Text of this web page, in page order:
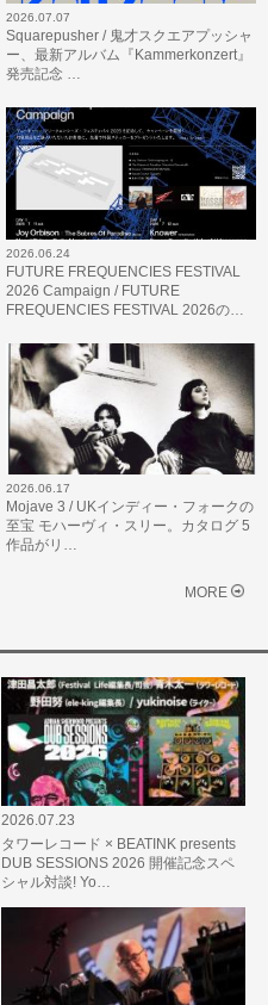
2026.07.07
Squarepusher / 鬼才スクエアプッシャ
ー、最新アルバム『Kammerkonzert』
発売記念 …
2026.06.24
FUTURE FREQUENCIES FESTIVAL
2026 Campaign / FUTURE
FREQUENCIES FESTIVAL 2026の…
2026.06.17
Mojave 3 / UKインディー・フォークの
至宝 モハーヴィ・スリー。カタログ 5
作品がリ…
MORE
2026.07.23
タワーレコード × BEATINK presents
DUB SESSIONS 2026 開催記念スペ
シャル対談! Yo…